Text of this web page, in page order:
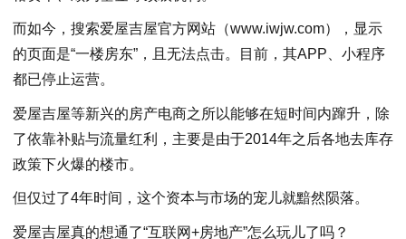
而如今，搜索爱屋吉屋官方网站（www.iwjw.com），显示
的页面是“一楼房东”，且无法点击。目前，其APP、小程序
都已停止运营。
爱屋吉屋等新兴的房产电商之所以能够在短时间内蹿升，除
了依靠补贴与流量红利，主要是由于2014年之后各地去库存
政策下火爆的楼市。
但仅过了4年时间，这个资本与市场的宠儿就黯然陨落。
爱屋吉屋真的想通了“互联网+房地产”怎么玩儿了吗？